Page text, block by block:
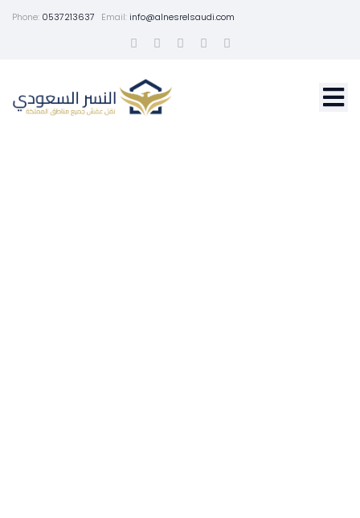
Phone: 0537213637 Email:info@alnesrelsaudi.com